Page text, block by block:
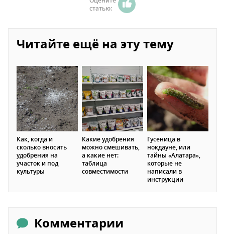
статью:
Читайте ещё на эту тему
Как, когда и
сколько вносить
удобрения на
участок и под
культуры
Какие удобрения
можно смешивать,
а какие нет:
таблица
совместимости
Гусеница в
нокдауне, или
тайны «Алатара»,
которые не
написали в
инструкции
Комментарии